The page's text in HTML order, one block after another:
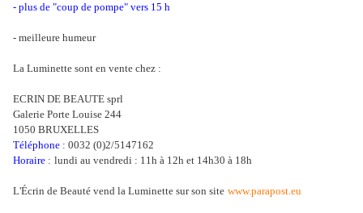
- plus de "coup de pompe" vers 15 h
- meilleure humeur
La Luminette sont en vente chez :
ECRIN DE BEAUTE sprl
Galerie Porte Louise 244
1050 BRUXELLES
Téléphone : 0032 (0)2/5147162
Horaire : lundi au vendredi : 11h à 12h et 14h30 à 18h
L'Écrin de Beauté vend la Luminette sur son site www.parapost.eu